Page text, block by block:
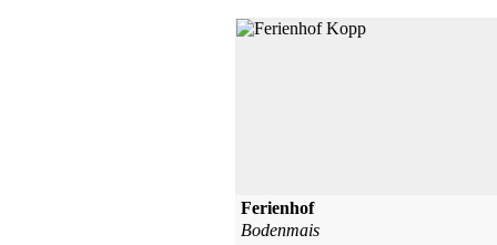
Ferienhof
Bodenmais